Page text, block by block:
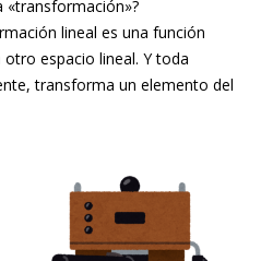
«transformación»?
lineal es una función
espacio lineal. Y toda
transforma un elemento del